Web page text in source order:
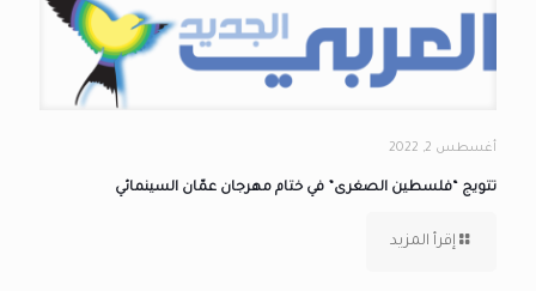
أغسطس 2, 2022
تتويج “فلسطين الصغرى” في ختام مهرجان عمّان السينمائي
إقرأ المزيد